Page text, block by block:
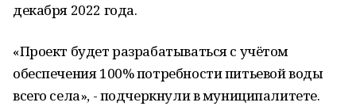
декабря 2022 года.
«Проект будет разрабатываться с учётом
обеспечения 100% потребности питьевой воды
всего села», - подчеркнули в муниципалитете.